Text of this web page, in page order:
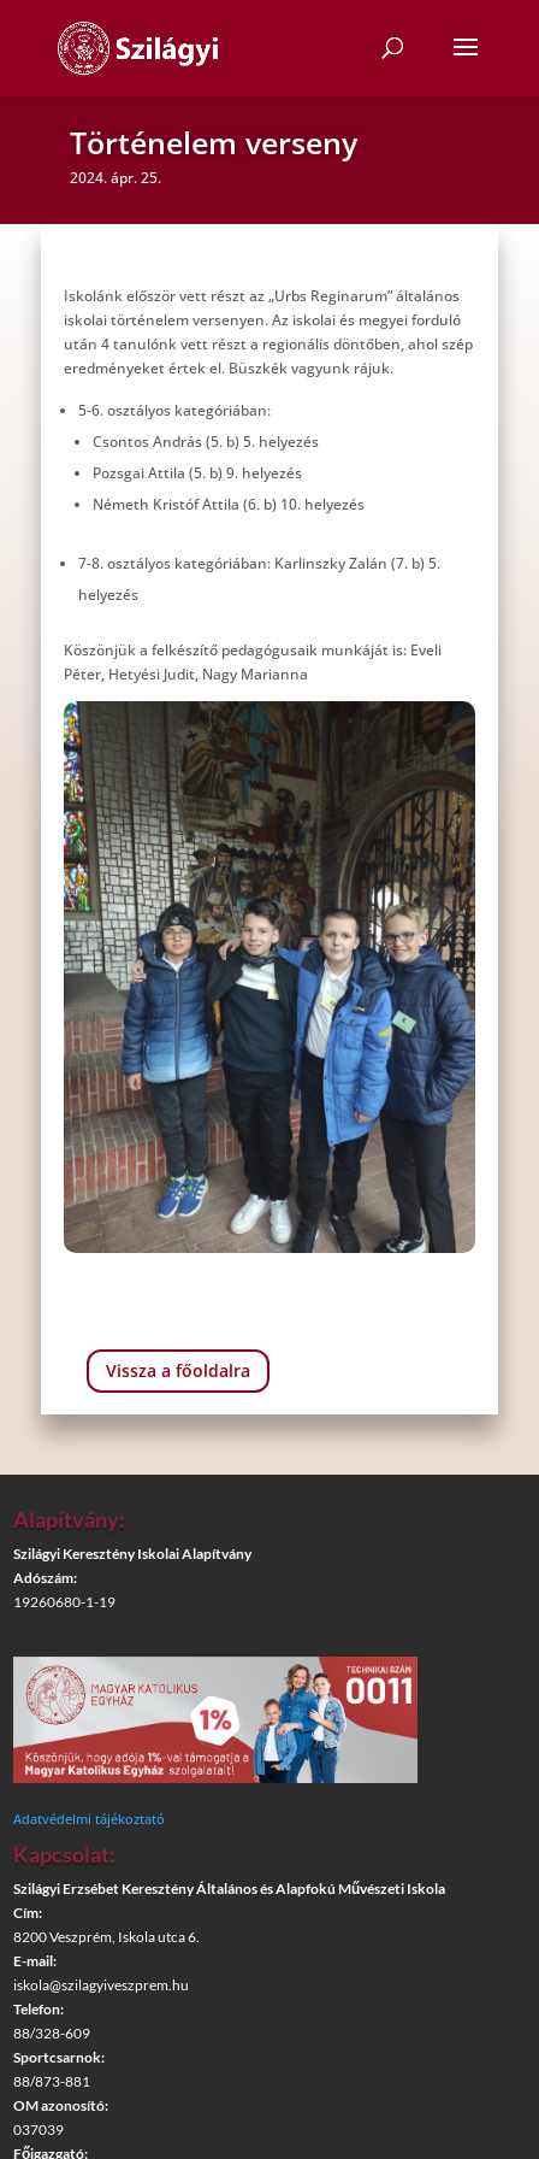
Történelem verseny
2024. ápr. 25.
Iskolánk először vett részt az „Urbs Reginarum” általános
iskolai történelem versenyen. Az iskolai és megyei forduló
után 4 tanulónk vett részt a regionális döntőben, ahol szép
eredményeket értek el. Büszkék vagyunk rájuk.
5-6. osztályos kategóriában:
Csontos András (5. b) 5. helyezés
Pozsgai Attila (5. b) 9. helyezés
Németh Kristóf Attila (6. b) 10. helyezés
7-8. osztályos kategóriában: Karlinszky Zalán (7. b) 5.
helyezés
Köszönjük a felkészítő pedagógusaik munkáját is: Eveli
Péter, Hetyési Judit, Nagy Marianna
Vissza a főoldalra
Alapítvány:
Szilágyi Keresztény Iskolai Alapítvány
Adószám:
19260680-1-19
Adatvédelmi tájékoztató
Kapcsolat:
Szilágyi Erzsébet Keresztény Általános és Alapfokú Művészeti Iskola
Cím:
8200 Veszprém, Iskola utca 6.
E-mail:
iskola@szilagyiveszprem.hu
Telefon:
88/328-609
Sportcsarnok:
88/873-881
OM azonosító:
037039
Főigazgató: